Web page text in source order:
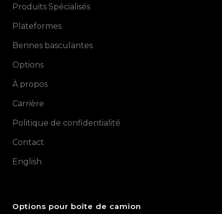
Produits Spécialisés
Plateformes
Bennes basculantes
Options
À propos
Carrière
Politique de confidentialité
Contact
English
Options pour boîte de camion